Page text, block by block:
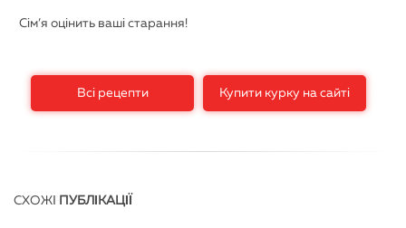
Сім’я оцінить ваші старання!
Всі рецепти Купити курку на сайті
СХОЖІ ПУБЛІКАЦІЇ